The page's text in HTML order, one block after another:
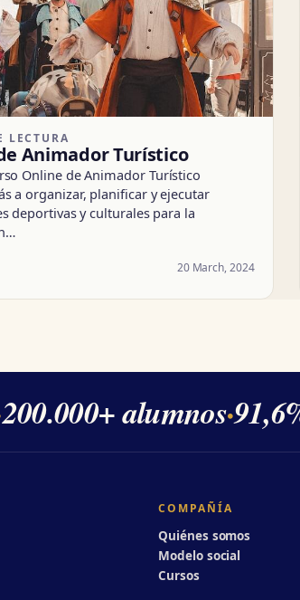
LECTURA
Animador Turístico
Online de Animador Turístico
a organizar, planificar y ejecutar
deportivas y culturales para la
20 March, 2024
alumnos·
COMPAÑÍA
Quiénes somos
Modelo social
Cursos